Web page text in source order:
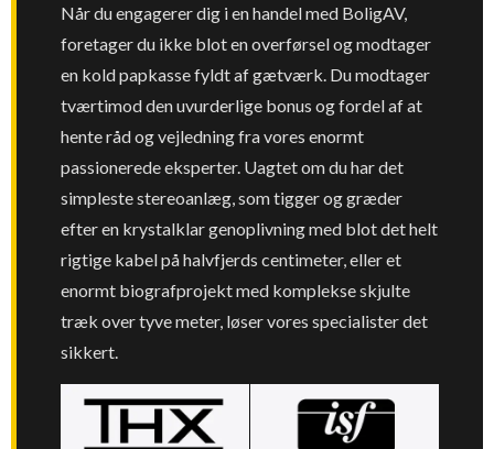
Når du engagerer dig i en handel med BoligAV,
foretager du ikke blot en overførsel og modtager
en kold papkasse fyldt af gætværk. Du modtager
tværtimod den uvurderlige bonus og fordel af at
hente råd og vejledning fra vores enormt
passionerede eksperter. Uagtet om du har det
simpleste stereoanlæg, som tigger og græder
efter en krystalklar genoplivning med blot det helt
rigtige kabel på halvfjerds centimeter, eller et
enormt biografprojekt med komplekse skjulte
træk over tyve meter, løser vores specialister det
sikkert.